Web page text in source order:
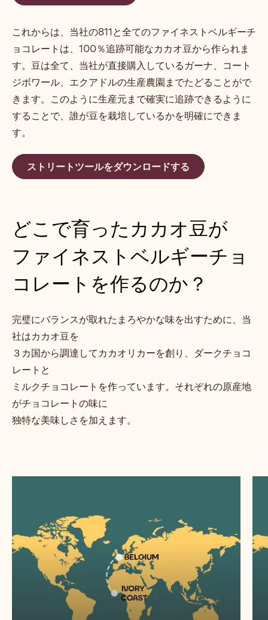
これからは、当社の811と全てのファイネストベルギーチ
ョコレートは、100％追跡可能なカカオ豆から作られま
す。豆は全て、当社が直接購入しているガーナ、コート
ジボワール、エクアドルの生産農園までたどることがで
きます。このように生産元まで確実に追跡できるように
することで、誰が豆を栽培しているかを明確にできま
す。
ストリートツールをダウンロードする
どこで育ったカカオ豆が
ファイネストベルギーチョ
コレートを作るのか？
完璧にバランスが取れたまろやかな味を出すために、当
社はカカオ豆を
３カ国から調達してカカオリカーを創り、ダークチョコ
レートと
ミルクチョコレートを作っています。それぞれの原産地
がチョコレートの味に
独特な美味しさを加えます。